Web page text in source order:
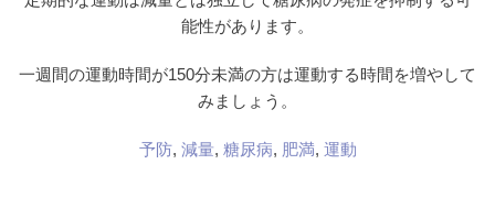
能性があります。
一週間の運動時間が150分未満の方は運動する時間を増やして
みましょう。
予防, 減量, 糖尿病, 肥満, 運動